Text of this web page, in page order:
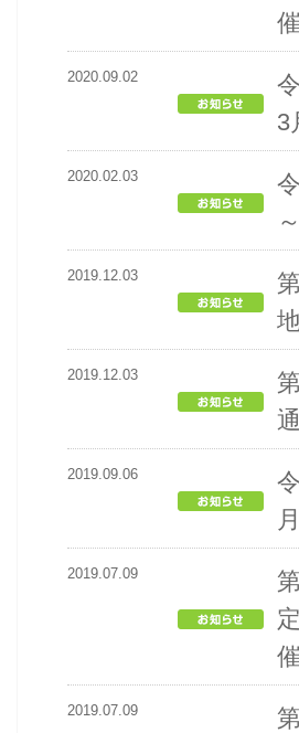
2020.09.02
3
2020.02.03
2019.12.03
2019.12.03
2019.09.06
2019.07.09
2019.07.09